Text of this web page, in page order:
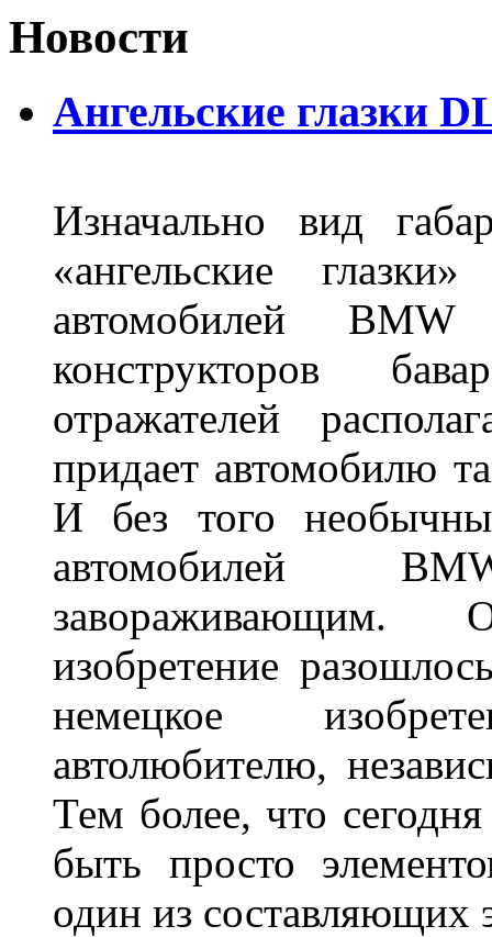
Новости
Ангельские глазки
Изначально вид
«ангельские
автомобилей
конструкторов
отражателей
придает автомобилю
И без того
автомобилей
завораживающим.
изобретение
немецкое
автолюбителю,
Тем более, что сегодня
быть просто
один из